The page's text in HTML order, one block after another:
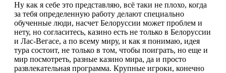
Ну как я себе это представляю, всё таки не плохо, когда
за тебя определенную работу делают специально
обученные люди, насчет Белоруссии может проблем и
нету, но согласитесь, казино есть не только в Белоруссии
и Лас-Вегасе, а по всему миру, и как я понимаю, идея
тура состоит, не только в том, чтобы поиграть, но еще и
мир посмотреть, разные казино мира, да и просто
развлекательная программа. Крупные игроки, конечно